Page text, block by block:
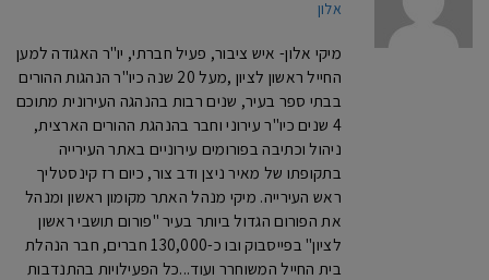
אלון
מיקי אלון- איש ציבור, פעיל חברתי, יו"ר האגודה למען
החייל ראשון לציון ,מעל 20 שנה כיו"ר הנהגות ההורים
בבתי ספר בעיר, שנים רבות בהנהגה העירונית מתוכם
4 שנים כיו"ר עירוני וחבר בהנהגת ההורים הארצית,
ניהול וכתיבה בפורומים עירוניים באתר העירייה
בתקופתו של מאיר ניצן ודב צור, כיום רז קינסטליך
ראש העירייה. מיקי מנהל האתר מקומון ראשון ומנהל
את הפורום הגדול ביותר בעיר "פורום תושבי ראשון
לציון" בפייסבוק ובו כ-130,000 חברים, חבר הנהלת
בית החייל המשוחרר ועוד...כל הפעילויות בהתנדבות